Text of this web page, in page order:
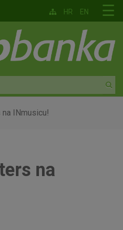
☰
HR EN
INmusicu!
na